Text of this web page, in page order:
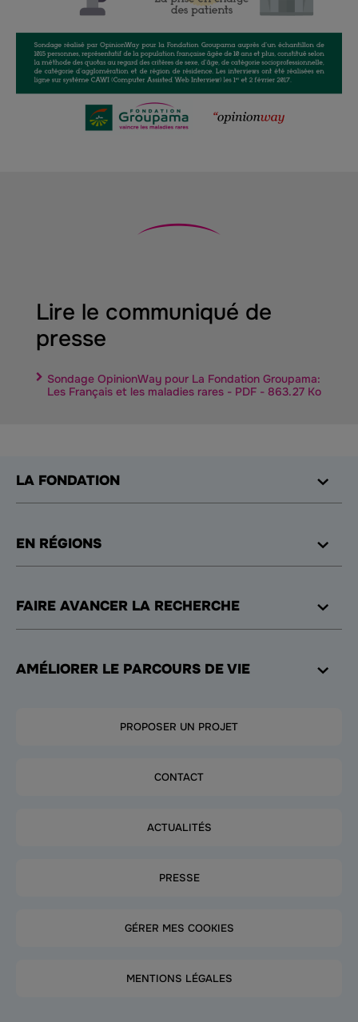
Lire le communiqué de
presse
Sondage OpinionWay pour La Fondation Groupama:
Les Français et les maladies rares - PDF - 863.27 Ko
LA FONDATION
EN RÉGIONS
FAIRE AVANCER LA RECHERCHE
AMÉLIORER LE PARCOURS DE VIE
PROPOSER UN PROJET
CONTACT
ACTUALITÉS
PRESSE
GÉRER MES COOKIES
MENTIONS LÉGALES